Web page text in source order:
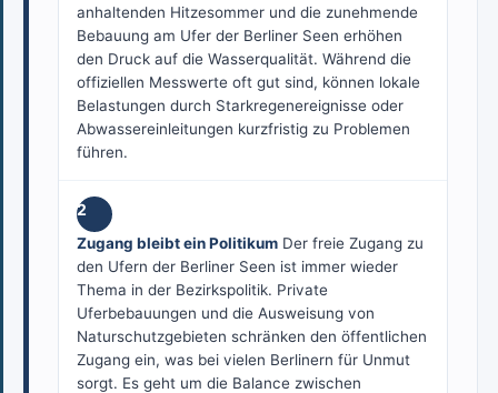
anhaltenden Hitzesommer und die zunehmende
Bebauung am Ufer der Berliner Seen erhöhen
den Druck auf die Wasserqualität. Während die
offiziellen Messwerte oft gut sind, können lokale
Belastungen durch Starkregenereignisse oder
Abwassereinleitungen kurzfristig zu Problemen
führen.
2
Zugang bleibt ein Politikum Der freie Zugang zu
den Ufern der Berliner Seen ist immer wieder
Thema in der Bezirkspolitik. Private
Uferbebauungen und die Ausweisung von
Naturschutzgebieten schränken den öffentlichen
Zugang ein, was bei vielen Berlinern für Unmut
sorgt. Es geht um die Balance zwischen